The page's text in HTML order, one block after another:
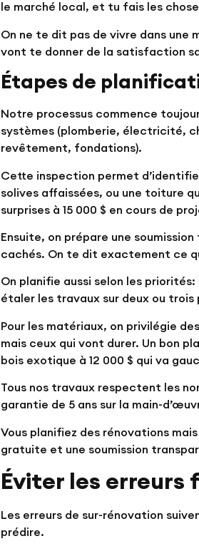
le marché local, et tu fais les
On ne te dit pas de vivre dans une
vont te donner de la satisfaction
Étapes de
Notre processus commence
systèmes (plomberie, électricité,
revêtement, fondations).
Cette inspection permet
solives affaissées, ou une toiture
surprises à 15 000 $ en cours de
Ensuite, on prépare une
cachés. On te dit exactement ce
On planifie aussi selon les
étaler les travaux sur deux ou
Pour les matériaux, on privilégie
mais ceux qui vont durer. Un bon
bois exotique à 12 000 $ qui va
Tous nos travaux respectent les
garantie de 5 ans sur la main-
Vous planifiez des rénovations
gratuite et une soumission
Éviter les
Les erreurs de sur-rénovation
prédire.